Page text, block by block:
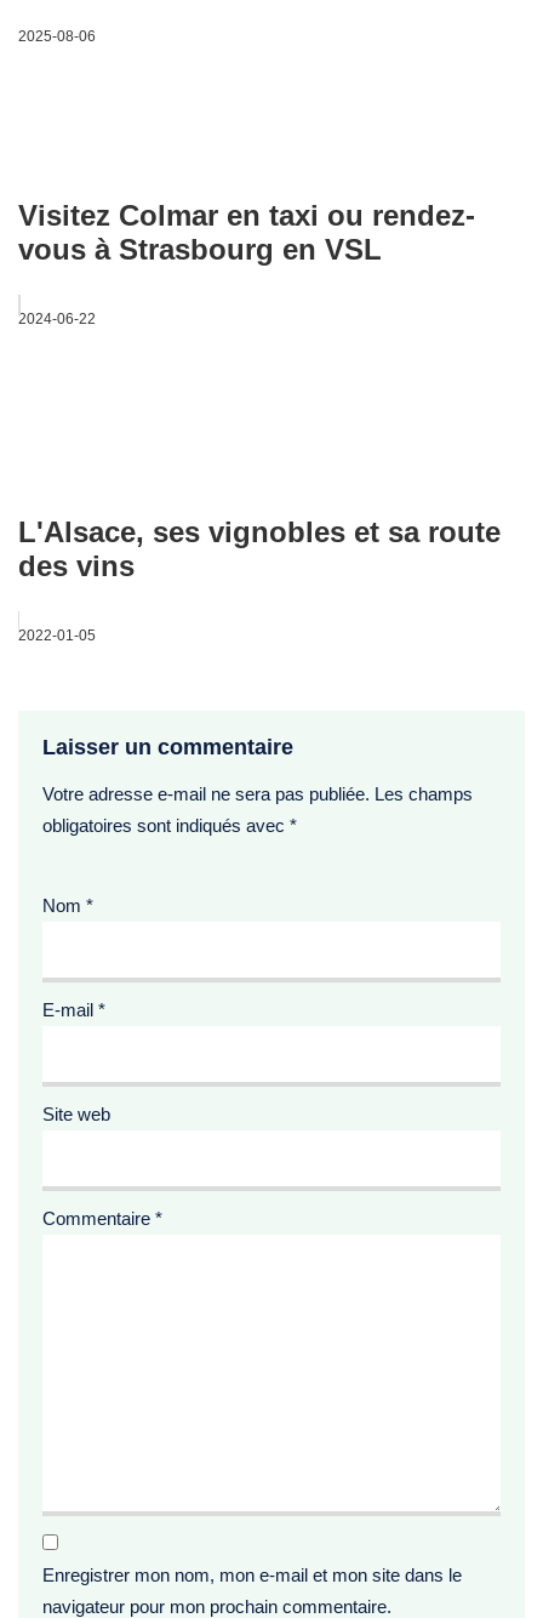
2025-08-06
Visitez Colmar en taxi ou rendez-
vous à Strasbourg en VSL
2024-06-22
L'Alsace, ses vignobles et sa route
des vins
2022-01-05
Laisser un commentaire
Votre adresse e-mail ne sera pas publiée. Les champs
obligatoires sont indiqués avec *
Nom *
E-mail *
Site web
Commentaire *
Enregistrer mon nom, mon e-mail et mon site dans le
navigateur pour mon prochain commentaire.